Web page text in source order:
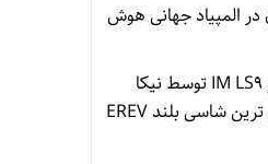
المپیاد جهانی هوش
رونمایی خودرو IM LS9 توسط نیکا
موتور ، لوکس ترین شاسی بلند EREV